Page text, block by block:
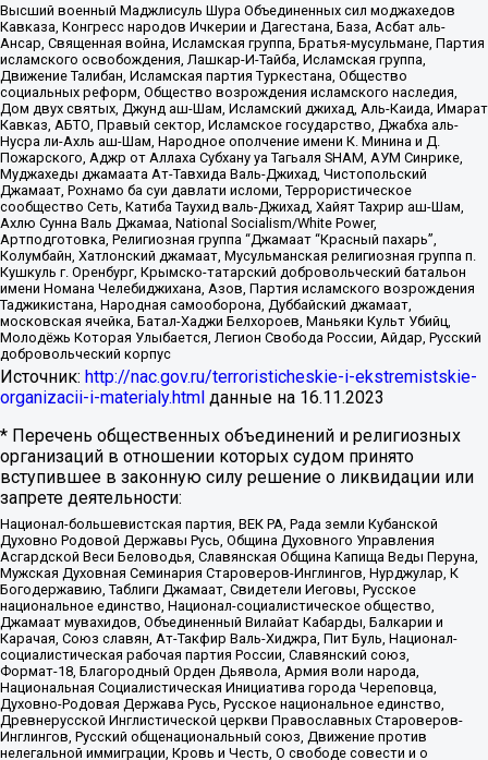
Высший военный Маджлисуль Шура Объединенных сил моджахедов
Кавказа, Конгресс народов Ичкерии и Дагестана, База, Асбат аль-
Ансар, Священная война, Исламская группа, Братья-мусульмане, Партия
исламского освобождения, Лашкар-И-Тайба, Исламская группа,
Движение Талибан, Исламская партия Туркестана, Общество
социальных реформ, Общество возрождения исламского наследия,
Дом двух святых, Джунд аш-Шам, Исламский джихад, Аль-Каида, Имарат
Кавказ, АБТО, Правый сектор, Исламское государство, Джабха аль-
Нусра ли-Ахль аш-Шам, Народное ополчение имени К. Минина и Д.
Пожарского, Аджр от Аллаха Субхану уа Тагьаля SHAM, АУМ Синрике,
Муджахеды джамаата Ат-Тавхида Валь-Джихад, Чистопольский
Джамаат, Рохнамо ба суи давлати исломи, Террористическое
сообщество Сеть, Катиба Таухид валь-Джихад, Хайят Тахрир аш-Шам,
Ахлю Сунна Валь Джамаа, National Socialism/White Power,
Артподготовка, Религиозная группа “Джамаат “Красный пахарь”,
Колумбайн, Хатлонский джамаат, Мусульманская религиозная группа п.
Кушкуль г. Оренбург, Крымско-татарский добровольческий батальон
имени Номана Челебиджихана, Азов, Партия исламского возрождения
Таджикистана, Народная самооборона, Дуббайский джамаат,
московская ячейка, Батал-Хаджи Белхороев, Маньяки Культ Убийц,
Молодёжь Которая Улыбается, Легион Свобода России, Айдар, Русский
добровольческий корпус
Источник: http://nac.gov.ru/terroristicheskie-i-ekstremistskie-
organizacii-i-materialy.html данные на 16.11.2023
* Перечень общественных объединений и религиозных
организаций в отношении которых судом принято
вступившее в законную силу решение о ликвидации или
запрете деятельности:
Национал-большевистская партия, ВЕК РА, Рада земли Кубанской
Духовно Родовой Державы Русь, Община Духовного Управления
Асгардской Веси Беловодья, Славянская Община Капища Веды Перуна,
Мужская Духовная Семинария Староверов-Инглингов, Нурджулар, К
Богодержавию, Таблиги Джамаат, Свидетели Иеговы, Русское
национальное единство, Национал-социалистическое общество,
Джамаат мувахидов, Объединенный Вилайат Кабарды, Балкарии и
Карачая, Союз славян, Ат-Такфир Валь-Хиджра, Пит Буль, Национал-
социалистическая рабочая партия России, Славянский союз,
Формат-18, Благородный Орден Дьявола, Армия воли народа,
Национальная Социалистическая Инициатива города Череповца,
Духовно-Родовая Держава Русь, Русское национальное единство,
Древнерусской Инглистической церкви Православных Староверов-
Инглингов, Русский общенациональный союз, Движение против
нелегальной иммиграции, Кровь и Честь, О свободе совести и о